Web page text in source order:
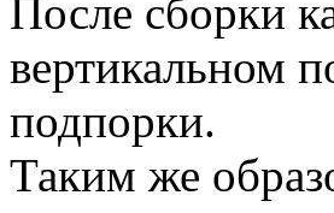
После сборки
вертикальном
подпорки.
Таким же